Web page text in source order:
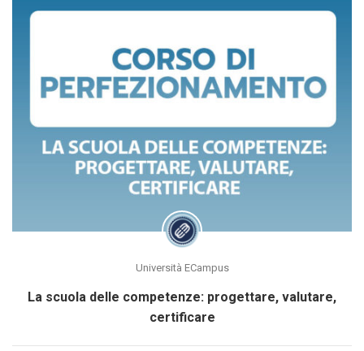
Università ECampus
La scuola delle competenze: progettare, valutare,
certificare